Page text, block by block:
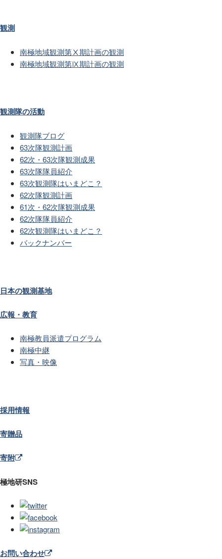
観測
南極地域観測第Ⅹ期計画の観測
南極地域観測第Ⅸ期計画の観測
観測隊の活動
観測隊ブログ
63次隊観測計画
62次・63次隊観測成果
63次隊隊員紹介
63次観測隊はいまどこ？
62次隊観測計画
61次・62次隊観測成果
62次隊隊員紹介
62次観測隊はいまどこ？
バックナンバー
日本の観測基地
広報・教育
南極教員派遣プログラム
南極中継
写真・映像
採用情報
寄贈品
寄附
極地研SNS
お問い合わせ